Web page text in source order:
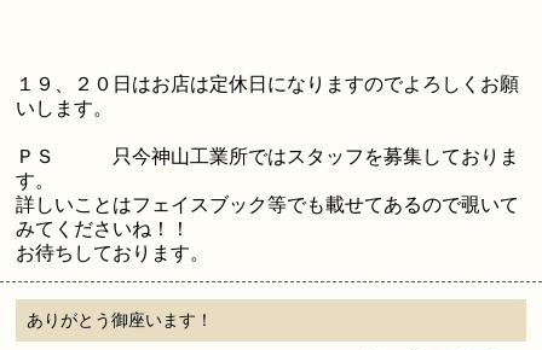
１９、２０日はお店は定休日になりますのでよろしくお願
いします。
ＰＳ 只今神山工業所ではスタッフを募集しておりま
す。
詳しいことはフェイスブック等でも載せてあるので覗いて
みてくださいね！！
お待ちしております。
ありがとう御座います！